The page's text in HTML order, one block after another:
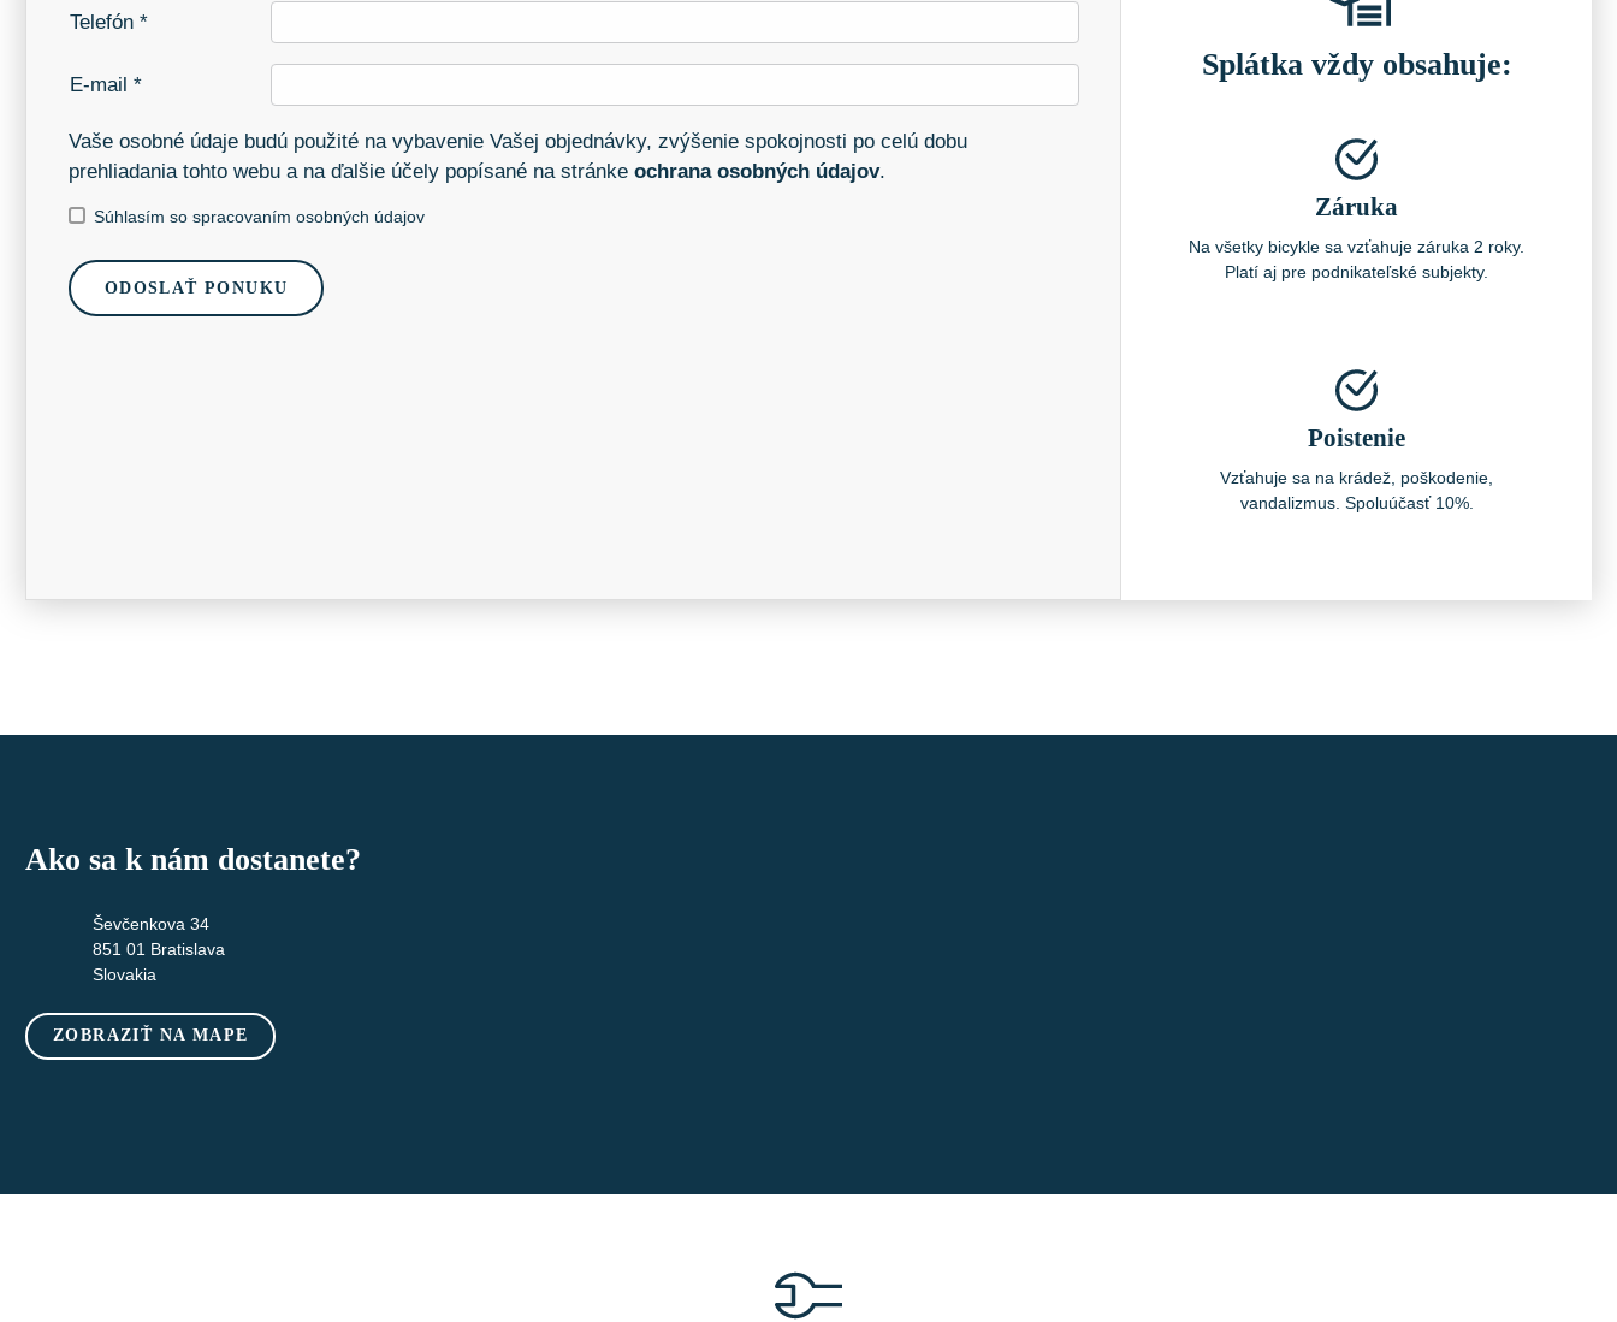
Telefón *
E-mail *
Vaše osobné údaje budú použité na vybavenie Vašej objednávky, zvýšenie spokojnosti po celú dobu
prehliadania tohto webu a na ďalšie účely popísané na stránke ochrana osobných údajov.
Súhlasím so spracovaním osobných údajov
ODOSLAŤ PONUKU
Splátka vždy obsahuje:
Záruka
Na všetky bicykle sa vzťahuje záruka 2 roky.
Platí aj pre podnikateľské subjekty.
Poistenie
Vzťahuje sa na krádež, poškodenie,
vandalizmus. Spoluúčasť 10%.
Ako sa k nám dostanete?
Ševčenkova 34
851 01 Bratislava
Slovakia
ZOBRAZIŤ NA MAPE